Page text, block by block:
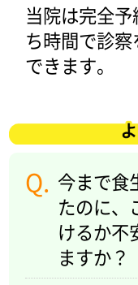
当院は完全
ち時間で診
できます。
今まで食
たのに、
けるか不
ますか？